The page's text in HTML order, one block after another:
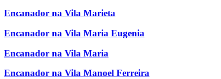
Encanador na Vila Marieta
Encanador na Vila Maria Eugenia
Encanador na Vila Maria
Encanador na Vila Manoel Ferreira